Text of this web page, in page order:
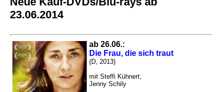
23.06.2014
ab 26.06.:
Die Frau, die sich traut
(D, 2013)
mit Steffi Kühnert,
Jenny Schily